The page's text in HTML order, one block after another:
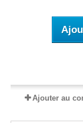
Ajouter au